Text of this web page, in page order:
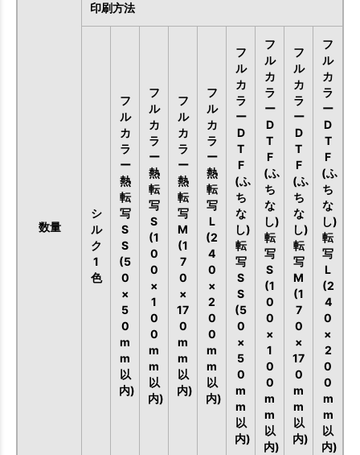
数量
印刷方法
シ
ル
ク
1
色
フ
ル
カ
ラ
ー
熱
転
写
S
S
(5
0
×
5
0
m
m
以
内)
フ
ル
カ
ラ
ー
熱
転
写
S
(1
0
0
×
1
0
0
m
m
以
内)
フ
ル
カ
ラ
ー
熱
転
写
M
(1
7
0
×
17
0
m
m
以
内)
フ
ル
カ
ラ
ー
熱
転
写
L
(2
4
0
×
2
0
0
m
m
以
内)
フ
ル
カ
ラ
ー
D
T
F
(ふ
ち
な
し)
転
写
S
S
(5
0
×
5
0
m
m
以
内)
フ
ル
カ
ラ
ー
D
T
F
(ふ
ち
な
し)
転
写
S
(1
0
0
×
1
0
0
m
m
以
内)
フ
ル
カ
ラ
ー
D
T
F
(ふ
ち
な
し)
転
写
M
(1
7
0
×
17
0
m
m
以
内)
フ
ル
カ
ラ
ー
D
T
F
(ふ
ち
な
し)
転
写
L
(2
4
0
×
2
0
0
m
m
以
内)